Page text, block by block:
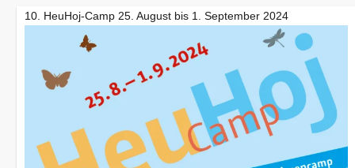
10. HeuHoj-Camp 25. August bis 1. September 2024